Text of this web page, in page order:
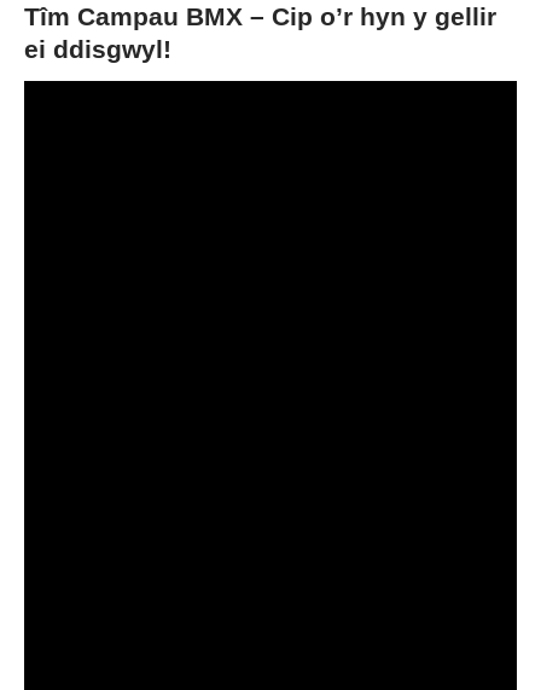
Tîm Campau BMX – Cip o’r hyn y gellir
ei ddisgwyl!